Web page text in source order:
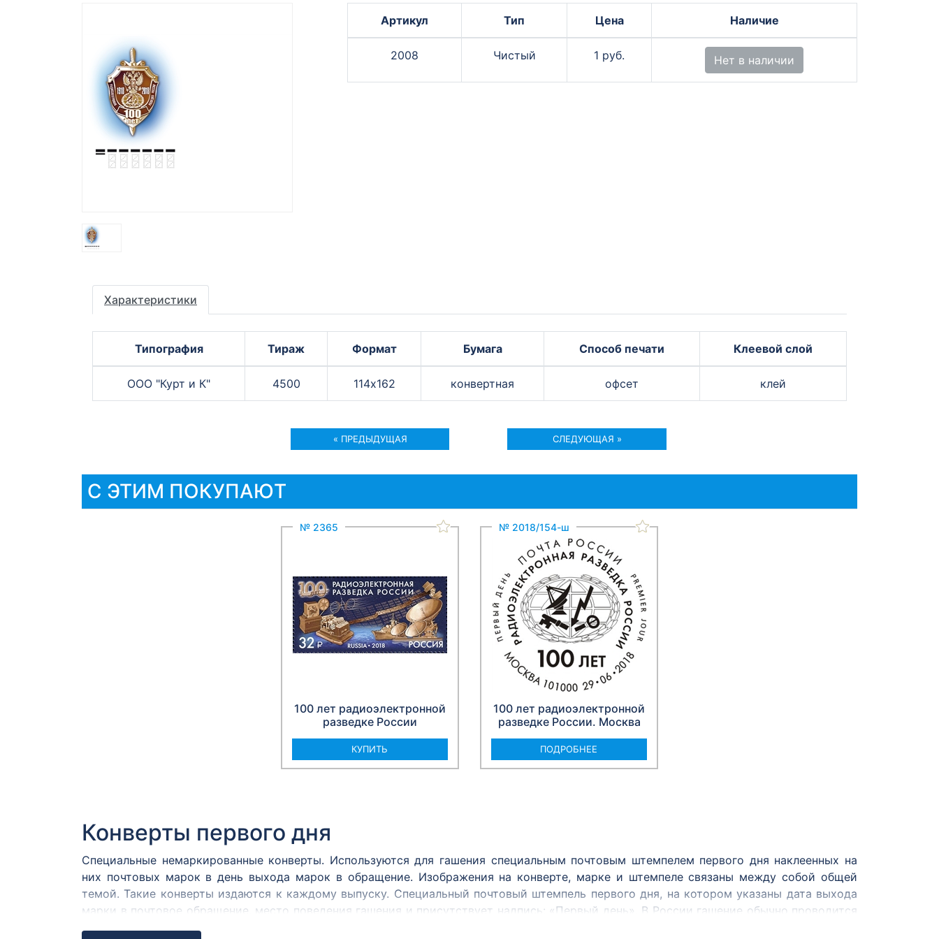
Артикул Тип Цена Наличие
2008 Чистый 1 руб. Нет в наличии
Характеристики
Типография Тираж Формат Бумага Способ печати Клеевой слой
ООО "Курт и К" 4500 114х162 конвертная офсет клей
« ПРЕДЫДУЩАЯ СЛЕДУЮЩАЯ »
С ЭТИМ ПОКУПАЮТ
№ 2365
100 лет радиоэлектронной
разведке России
КУПИТЬ
№ 2018/154-ш
100 лет радиоэлектронной
разведке России. Москва
ПОДРОБНЕЕ
Конверты первого дня
Специальные немаркированные конверты. Используются для гашения специальным почтовым штемпелем первого дня наклеенных на
них почтовых марок в день выхода марок в обращение. Изображения на конверте, марке и штемпеле связаны между собой общей
темой. Такие конверты издаются к каждому выпуску. Специальный почтовый штемпель первого дня, на котором указаны дата выхода
марки в почтовое обращение, место поведения гашения и присутствует надпись: «Первый день». В России гашение обычно проводится
в Москве, Санкт-Петербурге и городе, так или иначе связанном с темой выпуска.